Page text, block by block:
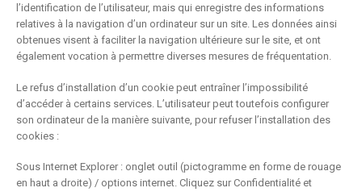
l’identification de l’utilisateur, mais qui enregistre des informations
relatives à la navigation d’un ordinateur sur un site. Les données ainsi
obtenues visent à faciliter la navigation ultérieure sur le site, et ont
également vocation à permettre diverses mesures de fréquentation.
Le refus d’installation d’un cookie peut entraîner l’impossibilité
d’accéder à certains services. L’utilisateur peut toutefois configurer
son ordinateur de la manière suivante, pour refuser l’installation des
cookies :
Sous Internet Explorer : onglet outil (pictogramme en forme de rouage
en haut a droite) / options internet. Cliquez sur Confidentialité et